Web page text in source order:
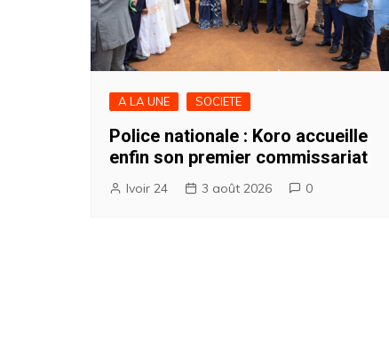
A LA UNE SOCIETE
Police nationale : Koro accueille
enfin son premier commissariat
Ivoir 24 3 août 2026 0